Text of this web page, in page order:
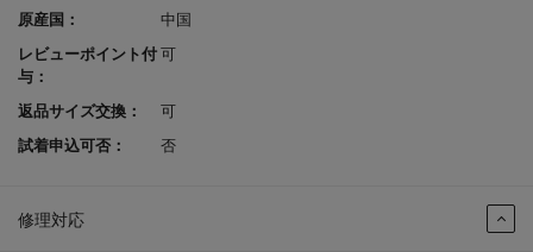
原産国：
中国
レビューポイント付
与：
可
返品サイズ交換：
可
試着申込可否：
否
修理対応